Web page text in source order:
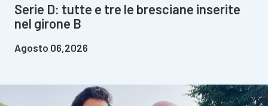
Serie D: tutte e tre le bresciane inserite
nel girone B
Agosto 06,2026